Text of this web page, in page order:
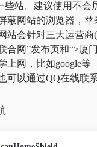
些站。建议使用不会
蔽网站的浏览器，
站会针对三大运营
合网”发布页和“>厦
上网，比如google
可以通过QQ在线联系